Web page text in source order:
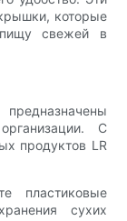
которые
свежей в
С
продуктов LR
пластиковые
сухих